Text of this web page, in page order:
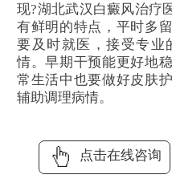
现?湖北武汉白癜风治疗
有鲜明的特点，平时多
要及时就医，接受专业
情。早期干预能更好地
常生活中也要做好皮肤
辅助调理病情。
点击在线咨询